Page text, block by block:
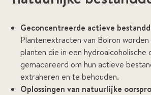
Geconcentreerde actieve
Plantenextracten van Boiron
planten die in een hydroalcoholische
gemacereerd om hun actieve
extraheren en te behouden.
Oplossingen van natuurlijke